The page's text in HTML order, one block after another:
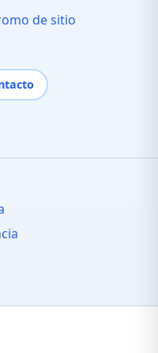
de sitio